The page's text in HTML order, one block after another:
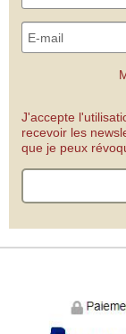
J'accepte
recevoir les
que je peux